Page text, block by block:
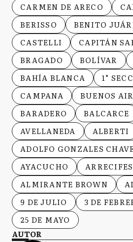
CARMEN DE ARECO
BERISSO
BENITO
CASTELLI
CAPITÁN
BRAGADO
BOLÍVAR
BAHÍA BLANCA
1°
CAMPANA
BUENOS
BARADERO
BALCARCE
AVELLANEDA
ALBERTI
ADOLFO GONZALES
AYACUCHO
ARRECIFES
ALMIRANTE BROWN
9 DE JULIO
3 DE
25 DE MAYO
AUTOR